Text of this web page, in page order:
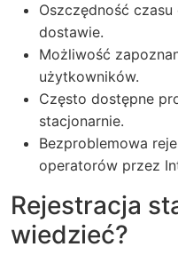
Oszczędność
dostawie.
Możliwość
użytkowników.
Często dostępne
stacjonarnie.
Bezproblemowa
operatorów przez
Rejestracja
wiedzieć?